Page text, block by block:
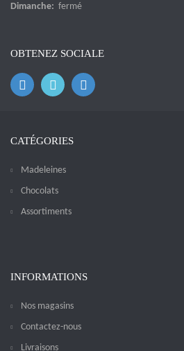
Dimanche: fermé
OBTENEZ SOCIALE
CATÉGORIES
Madeleines
Chocolats
Assortiments
INFORMATIONS
Nos magasins
Contactez-nous
Livraisons